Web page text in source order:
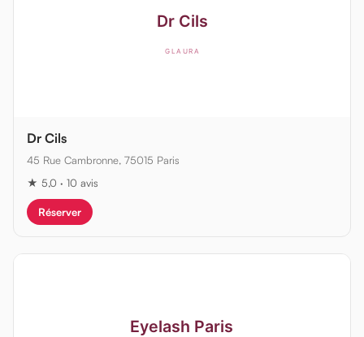
Dr Cils
45 Rue Cambronne, 75015 Paris
★ 5,0 · 10 avis
Réserver